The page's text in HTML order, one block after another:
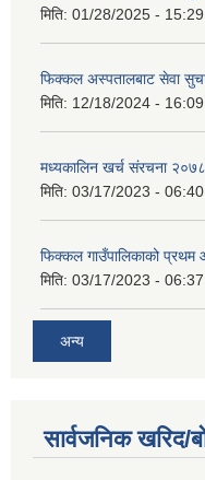
मिति: 01/28/2025 - 15:29
फिक्कल अस्पतालबाट सेवा
मिति: 12/18/2024 - 16:09
मध्यकालिन खर्च संरचना
मिति: 03/17/2023 - 06:40
फिक्कल गाउँपालिकाको
मिति: 03/17/2023 - 06:37
अन्य
सार्वजनिक खरिद/